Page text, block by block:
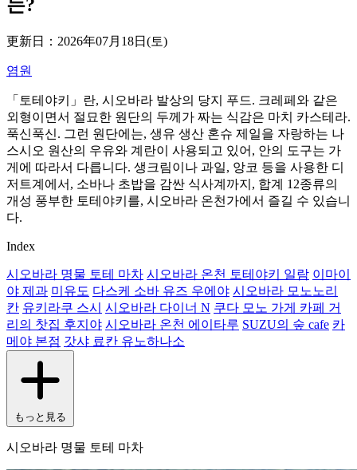
는?
更新日：2026年07月18日(토)
염원
「토테야키」란, 시오바라 발상의 당지 푸드. 크레페와 같은
외형이면서 절묘한 원단의 두께가 짜는 식감은 마치 카스테라.
푹신푹신. 그런 원단에는, 생유 생산 혼슈 제일을 자랑하는 나
스시오 원산의 우유와 계란이 사용되고 있어, 안의 도구는 가
게에 따라서 다릅니다. 생크림이나 과일, 앙코 등을 사용한 디
저트계에서, 소바나 초밥을 감싼 식사계까지, 합계 12종류의
개성 풍부한 토테야키를, 시오바라 온천가에서 즐길 수 있습니
다.
Index
시오바라 명물 토테 마차 시오바라 온천 토테야키 일람 이마이
야 제과 미유도 다스케 소바 유즈 우에야 시오바라 모노노리
칸 유키라쿠 스시 시오바라 다이너 N 쿠다 모노 가게 카페 거
리의 찻집 후지야 시오바라 온천 에이타루 SUZU의 숲 cafe 카
메야 본점 갓샤 료칸 유노하나소
もっと見る
시오바라 명물 토테 마차